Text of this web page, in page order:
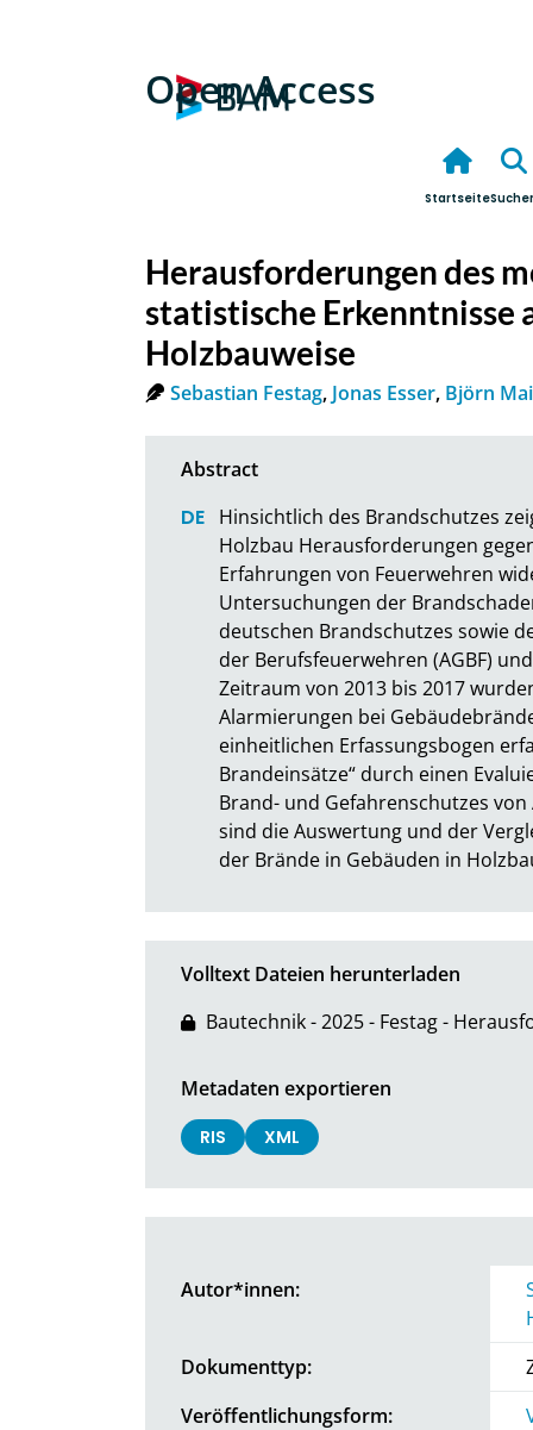
Open Access
Startseite
Herausforderungen des
statistische Erkenntnisse
Holzbauweise
Sebastian Festag, Jonas Esser, Björn
Hinsichtlich des Brandschutzes
Holzbau Herausforderungen
Erfahrungen von Feuerwehren
Untersuchungen der
deutschen Brandschutzes sowie
der Berufsfeuerwehren (AGBF)
Zeitraum von 2013 bis 2017
Alarmierungen bei
einheitlichen Erfassungsbogen
Brandeinsätze“ durch einen
Brand- und Gefahrenschutzes
sind die Auswertung und der
der Brände in Gebäuden in
Volltext Dateien herunterladen
Bautechnik - 2025 - Festag -
Metadaten exportieren
RIS XML
Autor*innen:
Dokumenttyp:
Veröffentlichungsform: